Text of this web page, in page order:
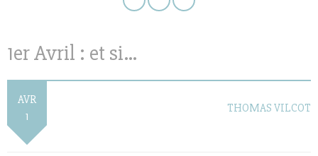
1er Avril : et si…
AVR
1
THOMAS VILCOT